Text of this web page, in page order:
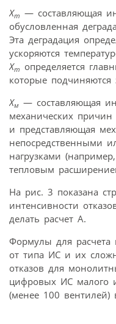
Хт — составляющая
обусловленная
Эта деградация
ускоряются
Хт определяется
которые подчиняются
Хм — составляющая
механических
и представляющая
непосредственными
нагрузками
тепловым
На рис. 3 показана
интенсивности
делать расчет А.
Формулы для расчета
от типа ИС и их
отказов для
цифровых ИС малого
(менее 100 вентилей)